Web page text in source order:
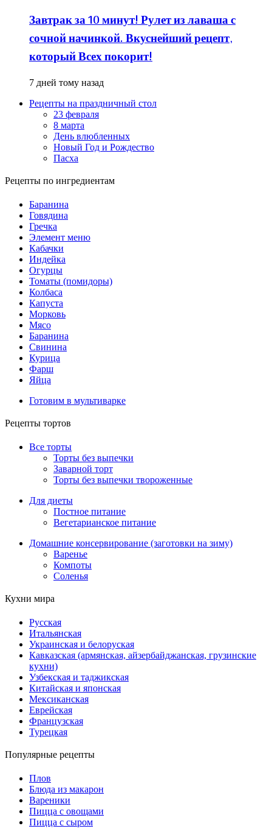
Завтрак за 10 минут! Рулет из лаваша с
сочной начинкой. Вкуснейший рецепт,
который Всех покорит!
7 дней тому назад
Рецепты на праздничный стол
23 февраля
8 марта
День влюбленных
Новый Год и Рождество
Пасха
Рецепты по ингредиентам
Баранина
Говядина
Гречка
Элемент меню
Кабачки
Индейка
Огурцы
Томаты (помидоры)
Колбаса
Капуста
Морковь
Мясо
Баранина
Свинина
Курица
Фарш
Яйца
Готовим в мультиварке
Рецепты тортов
Все торты
Торты без выпечки
Заварной торт
Торты без выпечки твороженные
Для диеты
Постное питание
Вегетарианское питание
Домашние консервирование (заготовки на зиму)
Варенье
Компоты
Соленья
Кухни мира
Русская
Итальянская
Украинская и белоруская
Кавказская (армянская, айзербайджанская, грузинские
кухни)
Узбекская и таджикская
Китайская и японская
Мексиканская
Еврейская
Французская
Турецкая
Популярные рецепты
Плов
Блюда из макарон
Вареники
Пицца с овощами
Пицца с сыром